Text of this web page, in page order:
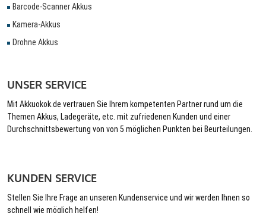
Barcode-Scanner Akkus
Kamera-Akkus
Drohne Akkus
UNSER SERVICE
Mit Akkuokok.de vertrauen Sie Ihrem kompetenten Partner rund um die
Themen Akkus, Ladegeräte, etc. mit zufriedenen Kunden und einer
Durchschnittsbewertung von von 5 möglichen Punkten bei Beurteilungen.
KUNDEN SERVICE
Stellen Sie Ihre Frage an unseren Kundenservice und wir werden Ihnen so
schnell wie möglich helfen!